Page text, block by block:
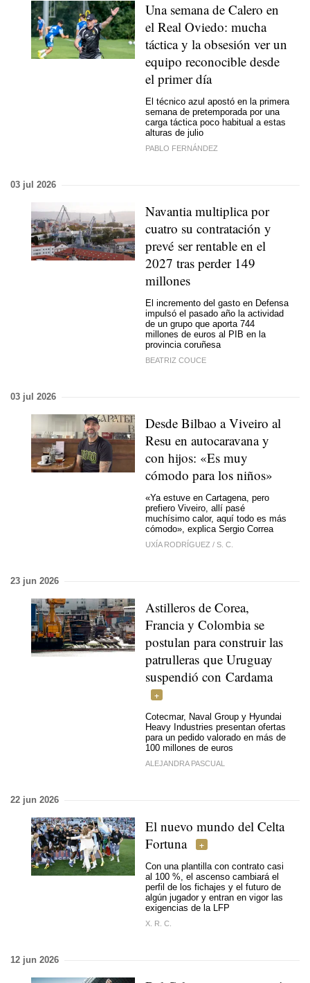
Una semana de Calero en
el Real Oviedo: mucha
táctica y la obsesión ver un
equipo reconocible desde
el primer día
El técnico azul apostó en la primera
semana de pretemporada por una
carga táctica poco habitual a estas
alturas de julio
PABLO FERNÁNDEZ
03 jul 2026
Navantia multiplica por
cuatro su contratación y
prevé ser rentable en el
2027 tras perder 149
millones
El incremento del gasto en Defensa
impulsó el pasado año la actividad
de un grupo que aporta 744
millones de euros al PIB en la
provincia coruñesa
BEATRIZ COUCE
03 jul 2026
Desde Bilbao a Viveiro al
Resu en autocaravana y
con hijos: «Es muy
cómodo para los niños»
«Ya estuve en Cartagena, pero
prefiero Viveiro, allí pasé
muchísimo calor, aquí todo es más
cómodo», explica Sergio Correa
UXÍA RODRÍGUEZ / S. C.
23 jun 2026
Astilleros de Corea,
Francia y Colombia se
postulan para construir las
patrulleras que Uruguay
suspendió con Cardama
Cotecmar, Naval Group y Hyundai
Heavy Industries presentan ofertas
para un pedido valorado en más de
100 millones de euros
ALEJANDRA PASCUAL
22 jun 2026
El nuevo mundo del Celta
Fortuna
Con una plantilla con contrato casi
al 100 %, el ascenso cambiará el
perfil de los fichajes y el futuro de
algún jugador y entran en vigor las
exigencias de la LFP
X. R. C.
12 jun 2026